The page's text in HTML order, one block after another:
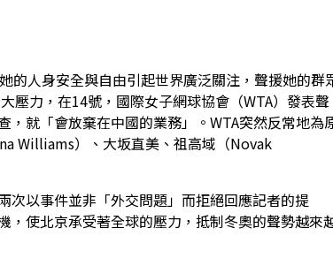
的人身安全與自由引起世界廣泛關注，聲援她的群
壓力，在14號，國際女子網球協會（WTA）發表聲
就「會放棄在中國的業務」。WTA突然反常地為
Williams）、大坂直美、祖高域（Novak
次以事件並非「外交問題」而拒絕回應記者的提
，使北京承受著全球的壓力，抵制冬奧的聲勢越來